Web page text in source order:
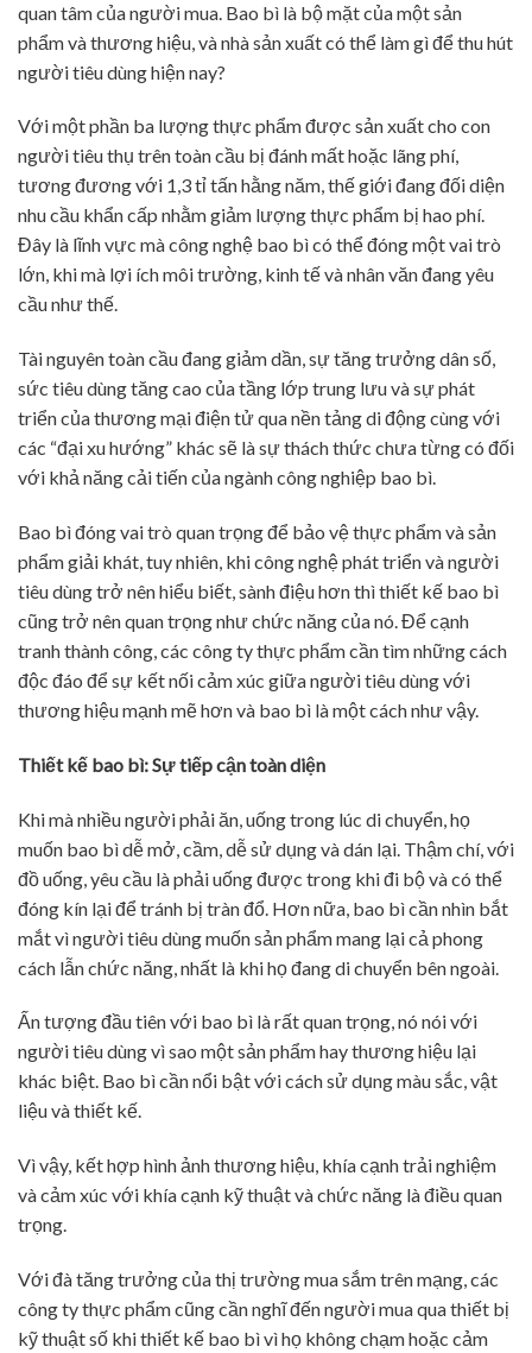
quan tâm của người mua. Bao bì là bộ mặt của một sản
phẩm và thương hiệu, và nhà sản xuất có thể làm gì để thu hút
người tiêu dùng hiện nay?
Với một phần ba lượng thực phẩm được sản xuất cho con
người tiêu thụ trên toàn cầu bị đánh mất hoặc lãng phí,
tương đương với 1,3 tỉ tấn hằng năm, thế giới đang đối diện
nhu cầu khẩn cấp nhằm giảm lượng thực phẩm bị hao phí.
Đây là lĩnh vực mà công nghệ bao bì có thể đóng một vai trò
lớn, khi mà lợi ích môi trường, kinh tế và nhân văn đang yêu
cầu như thế.
Tài nguyên toàn cầu đang giảm dần, sự tăng trưởng dân số,
sức tiêu dùng tăng cao của tầng lớp trung lưu và sự phát
triển của thương mại điện tử qua nền tảng di động cùng với
các “đại xu hướng” khác sẽ là sự thách thức chưa từng có đối
với khả năng cải tiến của ngành công nghiệp bao bì.
Bao bì đóng vai trò quan trọng để bảo vệ thực phẩm và sản
phẩm giải khát, tuy nhiên, khi công nghệ phát triển và người
tiêu dùng trở nên hiểu biết, sành điệu hơn thì thiết kế bao bì
cũng trở nên quan trọng như chức năng của nó. Để cạnh
tranh thành công, các công ty thực phẩm cần tìm những cách
độc đáo để sự kết nối cảm xúc giữa người tiêu dùng với
thương hiệu mạnh mẽ hơn và bao bì là một cách như vậy.
Thiết kế bao bì: Sự tiếp cận toàn diện
Khi mà nhiều người phải ăn, uống trong lúc di chuyển, họ
muốn bao bì dễ mở, cầm, dễ sử dụng và dán lại. Thậm chí, với
đồ uống, yêu cầu là phải uống được trong khi đi bộ và có thể
đóng kín lại để tránh bị tràn đổ. Hơn nữa, bao bì cần nhìn bắt
mắt vì người tiêu dùng muốn sản phẩm mang lại cả phong
cách lẫn chức năng, nhất là khi họ đang di chuyển bên ngoài.
Ấn tượng đầu tiên với bao bì là rất quan trọng, nó nói với
người tiêu dùng vì sao một sản phẩm hay thương hiệu lại
khác biệt. Bao bì cần nổi bật với cách sử dụng màu sắc, vật
liệu và thiết kế.
Vì vậy, kết hợp hình ảnh thương hiệu, khía cạnh trải nghiệm
và cảm xúc với khía cạnh kỹ thuật và chức năng là điều quan
trọng.
Với đà tăng trưởng của thị trường mua sắm trên mạng, các
công ty thực phẩm cũng cần nghĩ đến người mua qua thiết bị
kỹ thuật số khi thiết kế bao bì vì họ không chạm hoặc cảm